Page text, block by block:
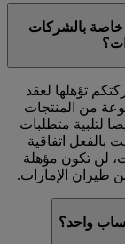
خاصة بالشركات
تؤهلها لعقد
من المنتجات
لتلبية متطلبات
بالفعل اتفاقية
لن تكون مؤهلة
طيران الإمارات.
واحد؟